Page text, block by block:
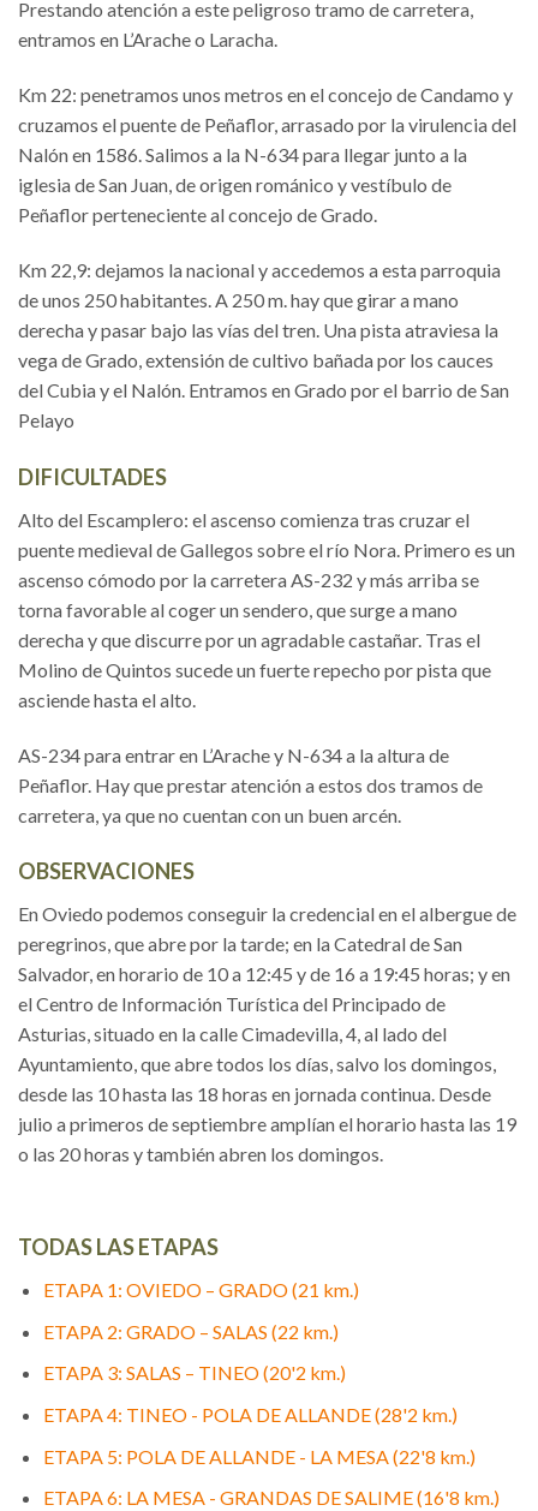
Prestando atención a este peligroso tramo de carretera,
entramos en L’Arache o Laracha.
Km 22: penetramos unos metros en el concejo de Candamo y
cruzamos el puente de Peñaflor, arrasado por la virulencia del
Nalón en 1586. Salimos a la N-634 para llegar junto a la
iglesia de San Juan, de origen románico y vestíbulo de
Peñaflor perteneciente al concejo de Grado.
Km 22,9: dejamos la nacional y accedemos a esta parroquia
de unos 250 habitantes. A 250 m. hay que girar a mano
derecha y pasar bajo las vías del tren. Una pista atraviesa la
vega de Grado, extensión de cultivo bañada por los cauces
del Cubia y el Nalón. Entramos en Grado por el barrio de San
Pelayo
DIFICULTADES
Alto del Escamplero: el ascenso comienza tras cruzar el
puente medieval de Gallegos sobre el río Nora. Primero es un
ascenso cómodo por la carretera AS-232 y más arriba se
torna favorable al coger un sendero, que surge a mano
derecha y que discurre por un agradable castañar. Tras el
Molino de Quintos sucede un fuerte repecho por pista que
asciende hasta el alto.
AS-234 para entrar en L’Arache y N-634 a la altura de
Peñaflor. Hay que prestar atención a estos dos tramos de
carretera, ya que no cuentan con un buen arcén.
OBSERVACIONES
En Oviedo podemos conseguir la credencial en el albergue de
peregrinos, que abre por la tarde; en la Catedral de San
Salvador, en horario de 10 a 12:45 y de 16 a 19:45 horas; y en
el Centro de Información Turística del Principado de
Asturias, situado en la calle Cimadevilla, 4, al lado del
Ayuntamiento, que abre todos los días, salvo los domingos,
desde las 10 hasta las 18 horas en jornada continua. Desde
julio a primeros de septiembre amplían el horario hasta las 19
o las 20 horas y también abren los domingos.
TODAS LAS ETAPAS
ETAPA 1: OVIEDO – GRADO (21 km.)
ETAPA 2: GRADO – SALAS (22 km.)
ETAPA 3: SALAS – TINEO (20'2 km.)
ETAPA 4: TINEO - POLA DE ALLANDE (28'2 km.)
ETAPA 5: POLA DE ALLANDE - LA MESA (22'8 km.)
ETAPA 6: LA MESA - GRANDAS DE SALIME (16'8 km.)